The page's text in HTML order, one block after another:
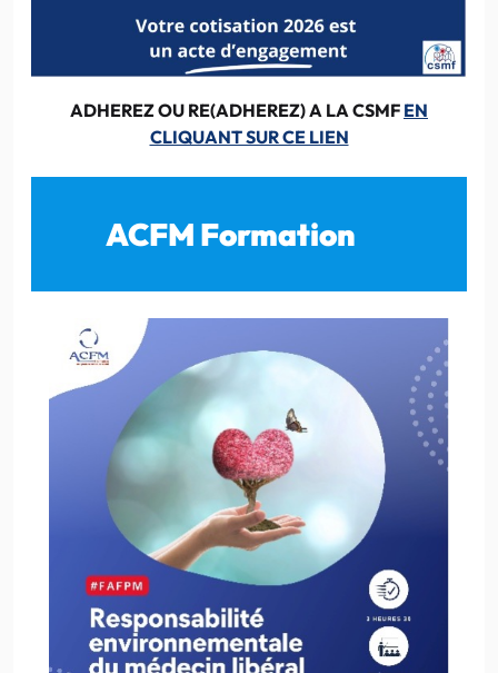
ADHEREZ OU RE(ADHEREZ) A LA CSMF EN
CLIQUANT SUR CE LIEN
ACFM Formation